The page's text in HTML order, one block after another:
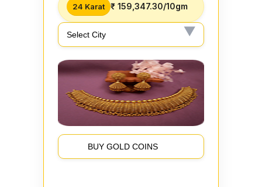
24 Karat ₹ 159,347.30/10gm
BUY GOLD COINS